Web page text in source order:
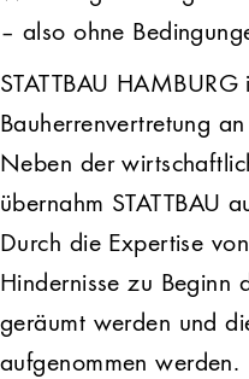
– also ohne
STATTBAU
Bauherrenvertretung
Neben der
übernahm STATTBAU
Durch die Expertise
Hindernisse zu Beginn
geräumt werden und
aufgenommen werden.